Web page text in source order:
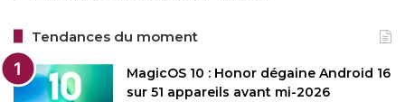
Tendances du moment
MagicOS 10 : Honor dégaine Android 16
sur 51 appareils avant mi-2026